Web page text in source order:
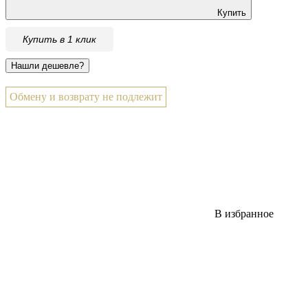
Купить
Купить в 1 клик
Обмену и возврату не подлежит
В избранное